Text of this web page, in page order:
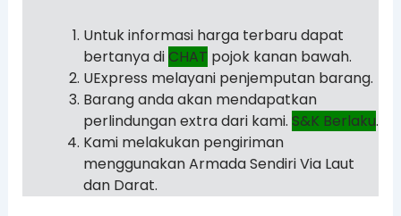
Untuk informasi harga terbaru dapat
bertanya diCHAT pojok kanan bawah.
UExpress melayani penjemputan barang.
Barang anda akan mendapatkan
perlindungan extra dari kami. S&K Berlaku.
Kami melakukan pengiriman
menggunakan Armada Sendiri Via Laut
dan Darat.